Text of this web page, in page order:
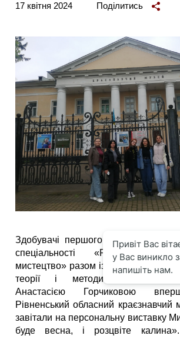
17 квітня 2024 Поділитись
Здобувачі першого курсу
спеціальності «Реклама та
мистецтво» разом із старшою
теорії і методики
Анастасією Горчиковою
Рівненський обласний краєзнавчий
завітали на персональну виставку
буде весна, і розцвіте